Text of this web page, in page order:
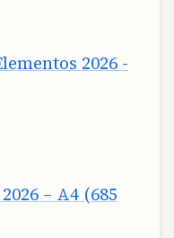
2026 -
– A4 (685